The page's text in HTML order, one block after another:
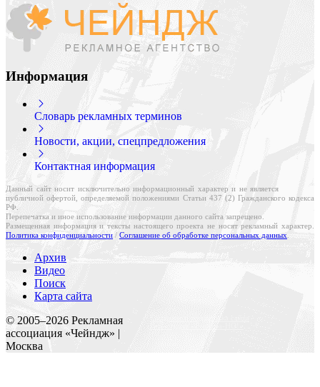
Информация
Словарь рекламных терминов
Новости, акции, спецпредложения
Контактная информация
Данный сайт носит исключительно информационный характер и не является
публичной офертой, определяемой положениями Статьи 437 (2) Гражданского кодекса
РФ.
Перепечатка и иное использование информации данного сайта запрещено.
Размещенная информация и тексты настоящего проекта не носят рекламный характер.
Политика конфиденциальности / Соглашение об обработке персональных данных
Архив
Видео
Поиск
Карта сайта
© 2005–2026 Рекламная
ассоциация «Чейндж» |
Москва